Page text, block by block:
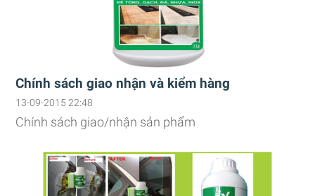
Chính sách giao nhận và kiểm hàng
13-09-2015 22:48
Chính sách giao/nhận sản phẩm